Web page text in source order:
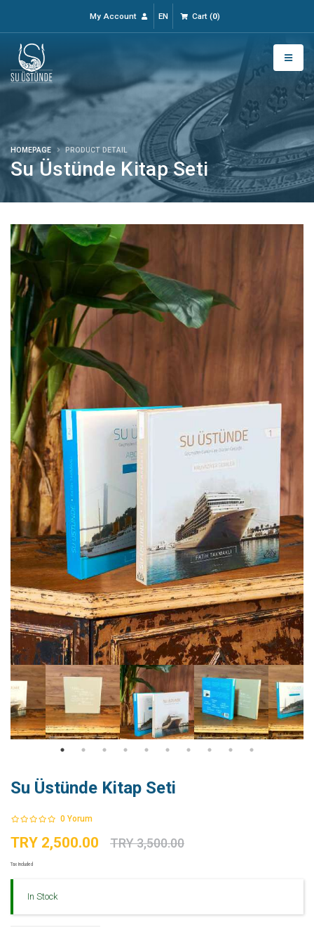
My Account EN Cart (0)
Su Üstünde Kitap Seti
HOMEPAGE PRODUCT DETAIL
Su Üstünde Kitap Seti
0 Yorum
TRY 2,500.00 TRY 3,500.00
Tax Included
In Stock